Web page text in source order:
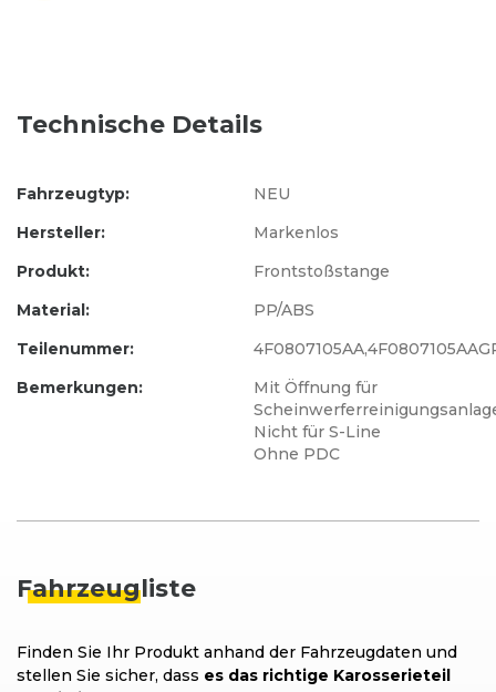
Technische Details
Hersteller:
Markenlos
Produkt:
Frontstoßstange
Fahrzeugtyp: NEU
Material:
PP/ABS
Teilenummer:
Bemerkungen:
Mit Öffnung für
Nicht für S-Line
Ohne PDC
Fahrzeugliste
Finden Sie Ihr Produkt anhand der Fahrzeugdaten und
stellen Sie sicher, dass es das richtige Karosserieteil